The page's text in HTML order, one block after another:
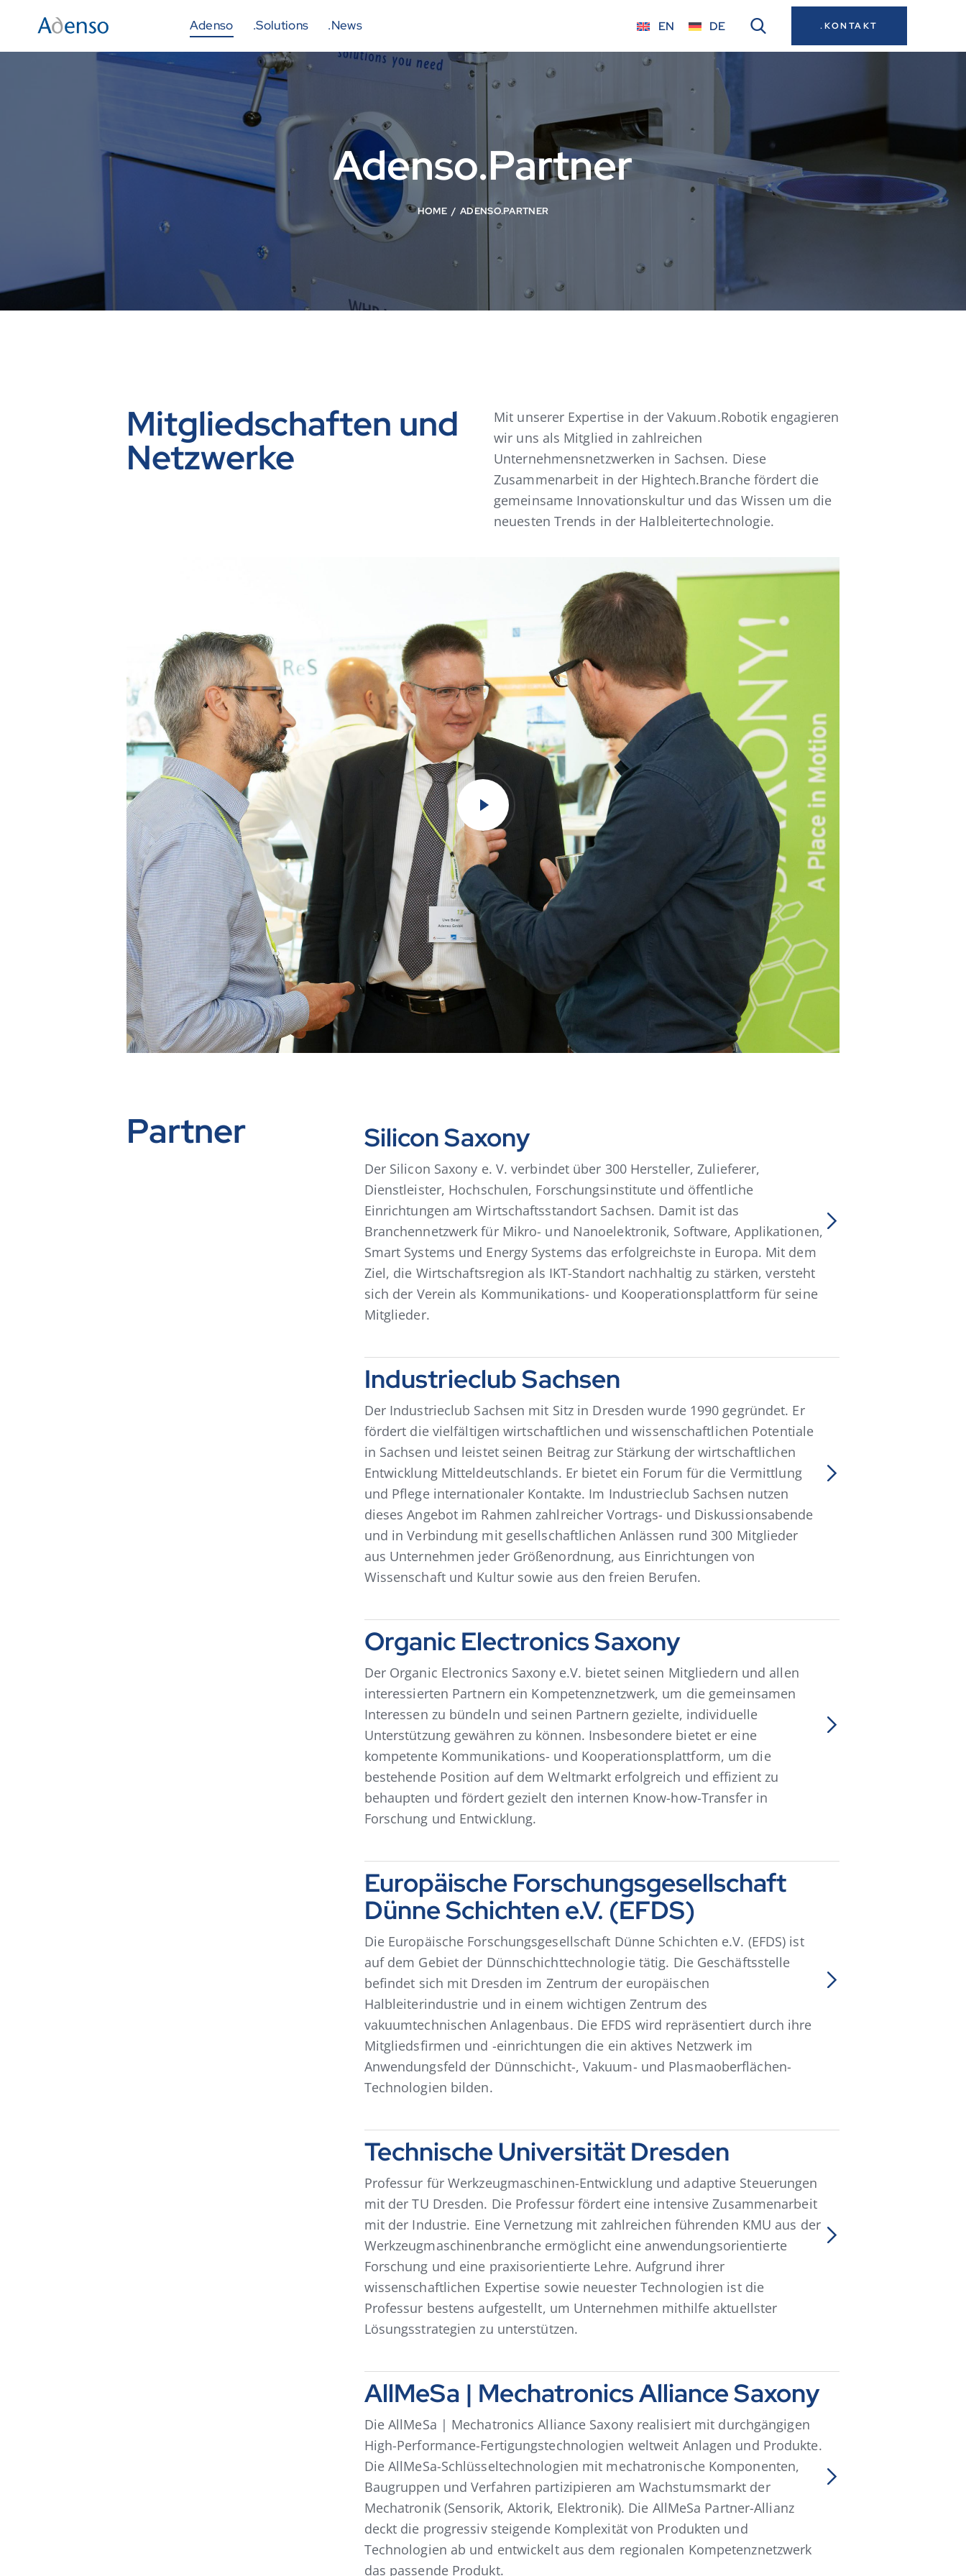
Adenso .Solutions .News EN DE .KONTAKT
Adenso.Partner
HOME ADENSO.PARTNER
Mitgliedschaften und
Netzwerke
Mit unserer Expertise in der Vakuum.Robotik engagieren
wir uns als Mitglied in zahlreichen
Unternehmensnetzwerken in Sachsen. Diese
Zusammenarbeit in der Hightech.Branche fördert die
gemeinsame Innovationskultur und das Wissen um die
neuesten Trends in der Halbleitertechnologie.
Partner Silicon Saxony
Der Silicon Saxony e. V. verbindet über 300 Hersteller, Zulieferer,
Dienstleister, Hochschulen, Forschungsinstitute und öffentliche
Einrichtungen am Wirtschaftsstandort Sachsen. Damit ist das
Branchennetzwerk für Mikro- und Nanoelektronik, Software, Applikationen,
Smart Systems und Energy Systems das erfolgreichste in Europa. Mit dem
Ziel, die Wirtschaftsregion als IKT-Standort nachhaltig zu stärken, versteht
sich der Verein als Kommunikations- und Kooperationsplattform für seine
Mitglieder.
Industrieclub Sachsen
Der Industrieclub Sachsen mit Sitz in Dresden wurde 1990 gegründet. Er
fördert die vielfältigen wirtschaftlichen und wissenschaftlichen Potentiale
in Sachsen und leistet seinen Beitrag zur Stärkung der wirtschaftlichen
Entwicklung Mitteldeutschlands. Er bietet ein Forum für die Vermittlung
und Pflege internationaler Kontakte. Im Industrieclub Sachsen nutzen
dieses Angebot im Rahmen zahlreicher Vortrags- und Diskussionsabende
und in Verbindung mit gesellschaftlichen Anlässen rund 300 Mitglieder
aus Unternehmen jeder Größenordnung, aus Einrichtungen von
Wissenschaft und Kultur sowie aus den freien Berufen.
Organic Electronics Saxony
Der Organic Electronics Saxony e.V. bietet seinen Mitgliedern und allen
interessierten Partnern ein Kompetenznetzwerk, um die gemeinsamen
Interessen zu bündeln und seinen Partnern gezielte, individuelle
Unterstützung gewähren zu können. Insbesondere bietet er eine
kompetente Kommunikations- und Kooperationsplattform, um die
bestehende Position auf dem Weltmarkt erfolgreich und effizient zu
behaupten und fördert gezielt den internen Know-how-Transfer in
Forschung und Entwicklung.
Europäische Forschungsgesellschaft
Dünne Schichten e.V. (EFDS)
Die Europäische Forschungsgesellschaft Dünne Schichten e.V. (EFDS) ist
auf dem Gebiet der Dünnschichttechnologie tätig. Die Geschäftsstelle
befindet sich mit Dresden im Zentrum der europäischen
Halbleiterindustrie und in einem wichtigen Zentrum des
vakuumtechnischen Anlagenbaus. Die EFDS wird repräsentiert durch ihre
Mitgliedsfirmen und -einrichtungen die ein aktives Netzwerk im
Anwendungsfeld der Dünnschicht-, Vakuum- und Plasmaoberflächen-
Technologien bilden.
Technische Universität Dresden
Professur für Werkzeugmaschinen-Entwicklung und adaptive Steuerungen
mit der TU Dresden. Die Professur fördert eine intensive Zusammenarbeit
mit der Industrie. Eine Vernetzung mit zahlreichen führenden KMU aus der
Werkzeugmaschinenbranche ermöglicht eine anwendungsorientierte
Forschung und eine praxisorientierte Lehre. Aufgrund ihrer
wissenschaftlichen Expertise sowie neuester Technologien ist die
Professur bestens aufgestellt, um Unternehmen mithilfe aktuellster
Lösungsstrategien zu unterstützen.
AllMeSa | Mechatronics Alliance Saxony
Die AllMeSa | Mechatronics Alliance Saxony realisiert mit durchgängigen
High-Performance-Fertigungstechnologien weltweit Anlagen und Produkte.
Die AllMeSa-Schlüsseltechnologien mit mechatronische Komponenten,
Baugruppen und Verfahren partizipieren am Wachstumsmarkt der
Mechatronik (Sensorik, Aktorik, Elektronik). Die AllMeSa Partner-Allianz
deckt die progressiv steigende Komplexität von Produkten und
Technologien ab und entwickelt aus dem regionalen Kompetenznetzwerk
das passende Produkt.